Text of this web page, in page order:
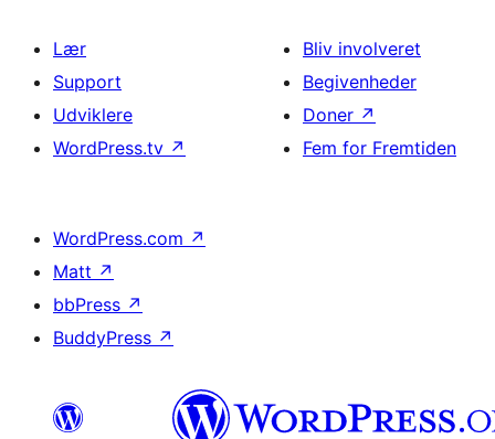
Lær
Support
Udviklere
WordPress.tv ↗
Bliv involveret
Begivenheder
Doner ↗
Fem for Fremtiden
WordPress.com ↗
Matt ↗
bbPress ↗
BuddyPress ↗